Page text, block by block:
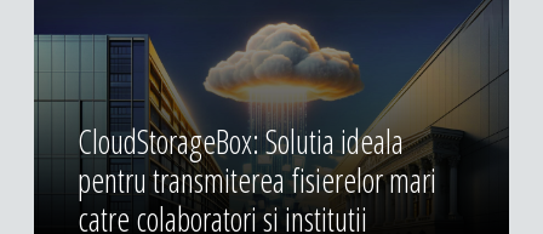
CloudStorageBox: Solutia ideala
pentru transmiterea fisierelor mari
catre colaboratori si institutii